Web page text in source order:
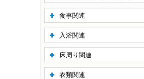
食事関連
入浴関連
床周り関連
衣類関連